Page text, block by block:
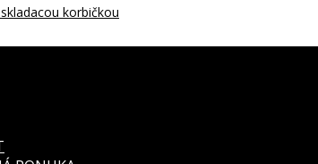
korbičkou